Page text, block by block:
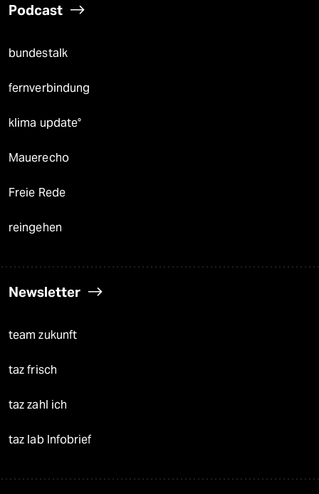
Podcast
bundestalk
fernverbindung
klima update°
Mauerecho
Freie Rede
reingehen
Newsletter
team zukunft
taz frisch
taz zahl ich
taz lab Infobrief